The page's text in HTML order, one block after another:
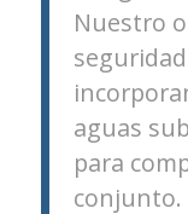
Nuestro
aguas
para
conjunto.